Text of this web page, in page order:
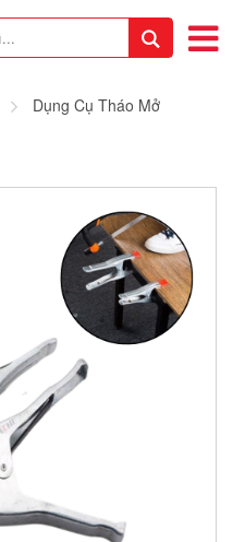
Dụng Cụ Tháo Mở